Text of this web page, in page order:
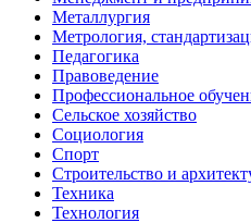
Металлургия
Метрология,
Педагогика
Правоведение
Профессиональное
Сельское хозяйство
Социология
Спорт
Строительство и
Техника
Технология